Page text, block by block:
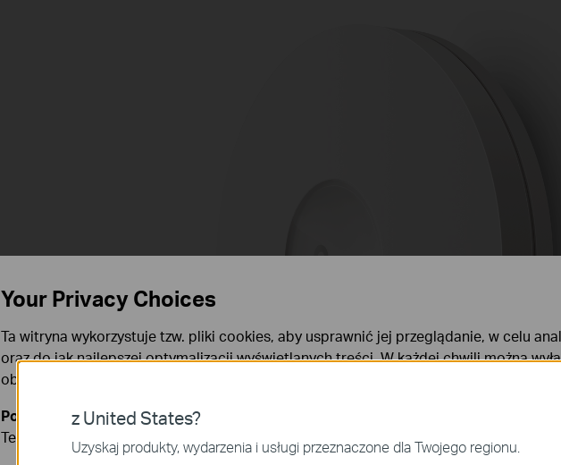
z United States?
Uzyskaj produkty, wydarzenia i usługi przeznaczone dla Twojego regionu.
Your Privacy Choices
Ta witryna wykorzystuje tzw. pliki cookies, aby usprawnić jej przeglądanie, w celu
oraz do jak najlepszej optymalizacji wyświetlanych treści. W każdej chwili można
obsługę plików cookies. Więcej informacji na ten temat dostępnych jest w
Polityce
Podstawowe Cookies
Te pliki cookies niezbędne są do poprawnego działania witryny i nie moga zostać